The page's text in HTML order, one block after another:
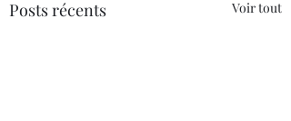
Posts récents Voir tout